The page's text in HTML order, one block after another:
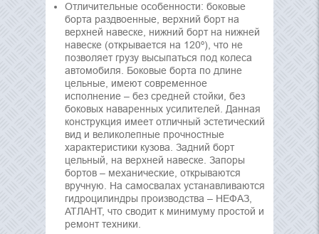
Отличительные особенности: боковые
борта раздвоенные, верхний борт на
верхней навеске, нижний борт на нижней
навеске (открывается на 120º), что не
позволяет грузу высыпаться под колеса
автомобиля. Боковые борта по длине
цельные, имеют современное
исполнение – без средней стойки, без
боковых наваренных усилителей. Данная
конструкция имеет отличный эстетический
вид и великолепные прочностные
характеристики кузова. Задний борт
цельный, на верхней навеске. Запоры
бортов – механические, открываются
вручную. На самосвалах устанавливаются
гидроцилиндры производства – НЕФАЗ,
АТЛАНТ, что сводит к минимуму простой и
ремонт техники.